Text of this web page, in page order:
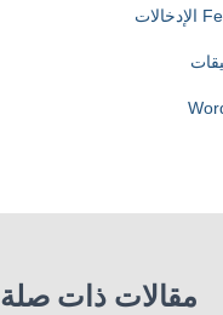
مقالات ذات صلة